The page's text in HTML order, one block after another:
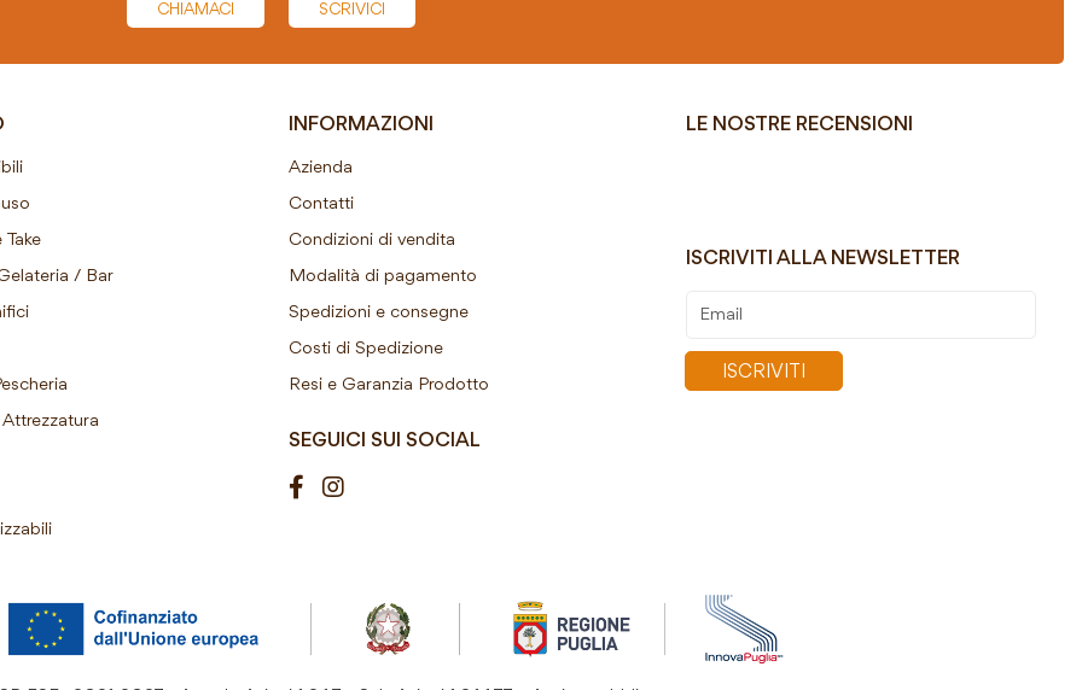
CHIAMACI SCRIVICI
/ Bar
INFORMAZIONI
Azienda
Contatti
Condizioni di vendita
Modalità di pagamento
Spedizioni e consegne
Costi di Spedizione
Resi e Garanzia Prodotto
SEGUICI SUI SOCIAL
LE NOSTRE RECENSIONI
ISCRIVITI ALLA NEWSLETTER
alla
nostra
Newsletter:
ISCRIVITI